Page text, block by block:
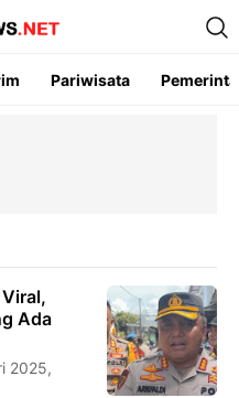
Pariwisata
Ada
2025,